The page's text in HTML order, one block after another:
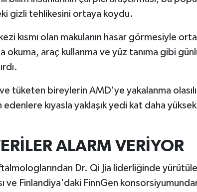
gizli tehlikesini ortaya koydu.
kısmı olan makulanın hasar görmesiyle
okuma, araç kullanma ve yüz tanıma gibi
tüketen bireylerin AMD'ye yakalanma
kıyasla yaklaşık yedi kat daha
ALARM VERİYOR
Dr. Qi Jia liderliğinde
ve Finlandiya'daki FinnGen